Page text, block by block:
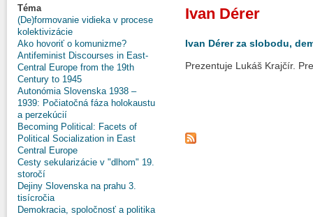
Nachádzate sa tu
Téma
(De)formovanie vidieka v procese
kolektivizácie
Ako hovoriť o komunizme?
Antifeminist Discourses in East-
Central Europe from the 19th
Century to 1945
Autonómia Slovenska 1938 –
1939: Počiatočná fáza holokaustu
a perzekúcií
Becoming Political: Facets of
Political Socialization in East
Central Europe
Cesty sekularizácie v "dlhom" 19.
storočí
Dejiny Slovenska na prahu 3.
tisícročia
Demokracia, spoločnosť a politika
Ivan Dérer
Ivan Dérer za slobodu,
Prezentuje Lukáš Krajčír.